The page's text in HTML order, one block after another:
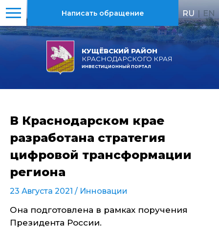
КУЩЁВСКИЙ РАЙОН
КРАСНОДАРСКОГО КРАЯ
ИНВЕСТИЦИОННЫЙ ПОРТАЛ
Написать обращение RU | EN
В Краснодарском крае
разработана стратегия
цифровой трансформации
региона
23 Августа 2021 / Инновации
Она подготовлена в рамках поручения
Президента России.